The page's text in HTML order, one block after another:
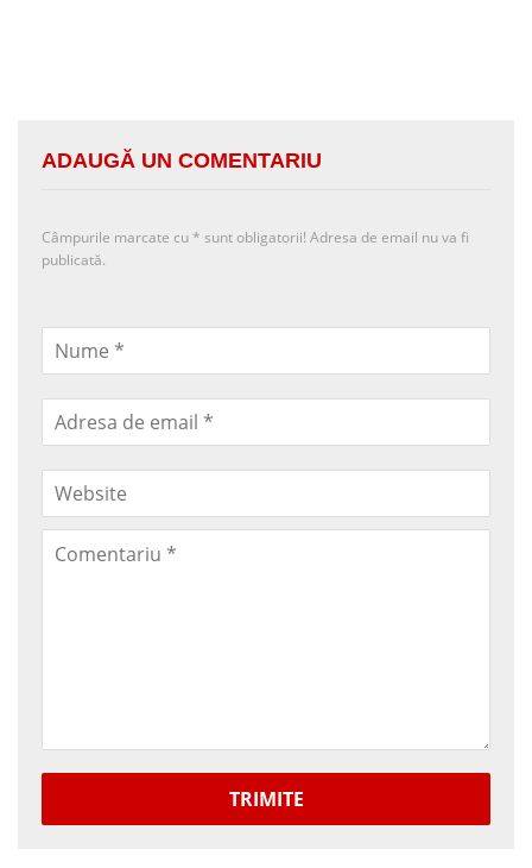
ADAUGĂ UN COMENTARIU
Câmpurile marcate cu * sunt obligatorii! Adresa de email nu va fi
publicată.
TRIMITE